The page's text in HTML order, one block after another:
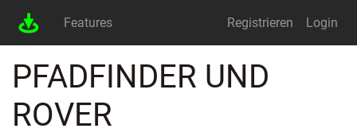
Features Registrieren Login
PFADFINDER UND
ROVER